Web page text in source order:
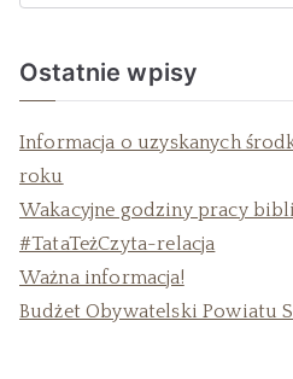
Ostatnie wpisy
Informacja o uzyskanych
roku
Wakacyjne godziny pracy
#TataTeżCzyta-relacja
Ważna informacja!
Budżet Obywatelski Powiatu